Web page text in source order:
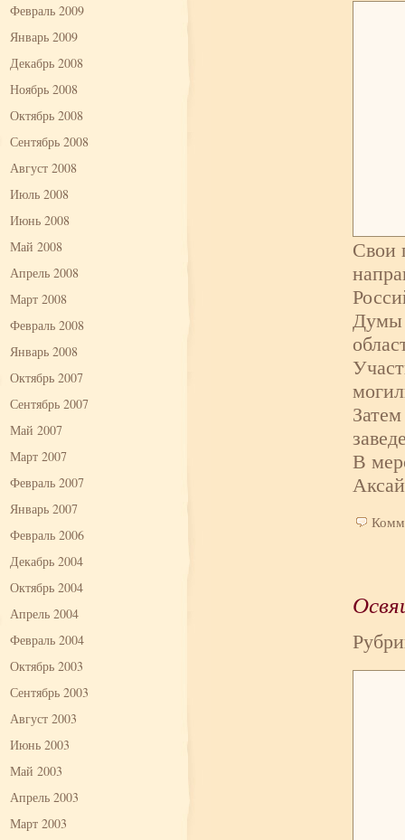
Февраль 2009
Январь 2009
Декабрь 2008
Ноябрь 2008
Октябрь 2008
Сентябрь 2008
Август 2008
Июль 2008
Июнь 2008
Май 2008
Апрель 2008
Март 2008
Февраль 2008
Январь 2008
Октябрь 2007
Сентябрь 2007
Май 2007
Март 2007
Февраль 2007
Январь 2007
Февраль 2006
Декабрь 2004
Октябрь 2004
Апрель 2004
Февраль 2004
Октябрь 2003
Сентябрь 2003
Август 2003
Июнь 2003
Май 2003
Апрель 2003
Март 2003
Свои
Думы
В